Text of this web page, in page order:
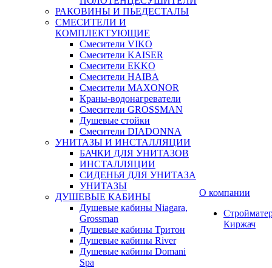
РАКОВИНЫ И ПЬЕДЕСТАЛЫ
СМЕСИТЕЛИ И
КОМПЛЕКТУЮЩИЕ
Смесители VIKO
Смесители KAISER
Смесители EKKO
Смесители HAIBA
Смесители MAXONOR
Краны-водонагреватели
Смесители GROSSMAN
Душевые стойки
Смесители DIADONNA
УНИТАЗЫ И ИНСТАЛЛЯЦИИ
БАЧКИ ДЛЯ УНИТАЗОВ
ИНСТАЛЛЯЦИИ
СИДЕНЬЯ ДЛЯ УНИТАЗА
УНИТАЗЫ
ДУШЕВЫЕ КАБИНЫ
Душевые кабины Niagara,
Grossman
Душевые кабины Тритон
Душевые кабины River
Душевые кабины Domani
Spa
О компании
Киржач